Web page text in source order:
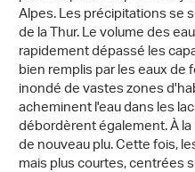
Alpes. Les précipitations se
de la Thur. Le volume des
rapidement dépassé les
bien remplis par les eaux
inondé de vastes zones
acheminent l'eau dans les
débordèrent également. À
de nouveau plu. Cette fois,
mais plus courtes, centrées